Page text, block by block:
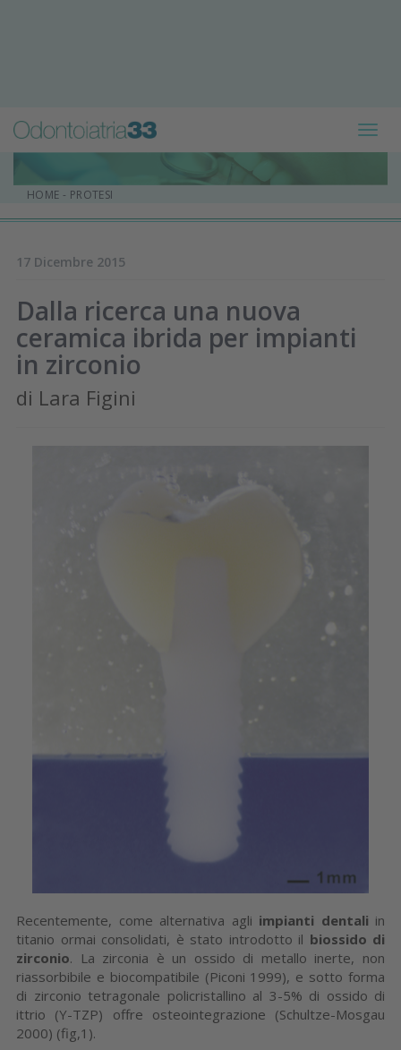
HOME - PROTESI
17 Dicembre 2015
Dalla ricerca una nuova
ceramica ibrida per impianti
in zirconio
di Lara Figini
Recentemente, come alternativa agli impianti dentali in
titanio ormai consolidati, è stato introdotto il biossido di
zirconio. La zirconia è un ossido di metallo inerte, non
riassorbibile e biocompatibile (Piconi 1999), e sotto forma
di zirconio tetragonale policristallino al 3-5% di ossido di
ittrio (Y-TZP) offre osteointegrazione (Schultze-Mosgau
2000) (fig,1).